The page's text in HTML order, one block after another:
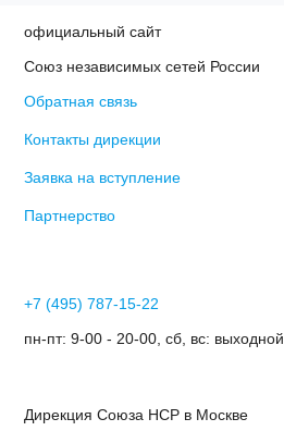
официальный сайт
Союз независимых сетей России
Обратная связь
Контакты дирекции
Заявка на вступление
Партнерство
+7 (495) 787-15-22
пн-пт: 9-00 - 20-00, сб, вс: выходной
Дирекция Cоюза НСР в Москве